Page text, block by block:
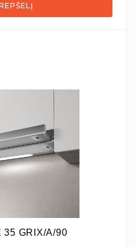
35 GRIX/A/90